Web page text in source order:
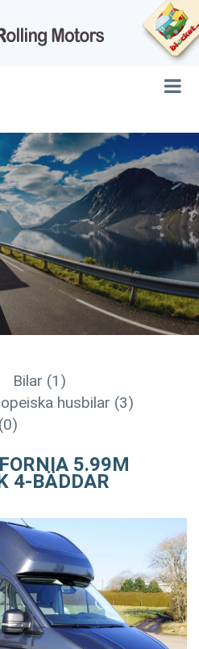
Bilar (1)
husbilar (3)
5.99M
4-BÄDDAR